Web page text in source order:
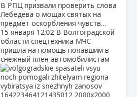
В РПЦ призвали проверить слова
Лебедева о мощах святых на
предмет оскорбления чувств…
15 января 12:02 В Волгоградской
области спецтехника МЧС
пришла на помощь попавшим в
снежный плен автомобилистам